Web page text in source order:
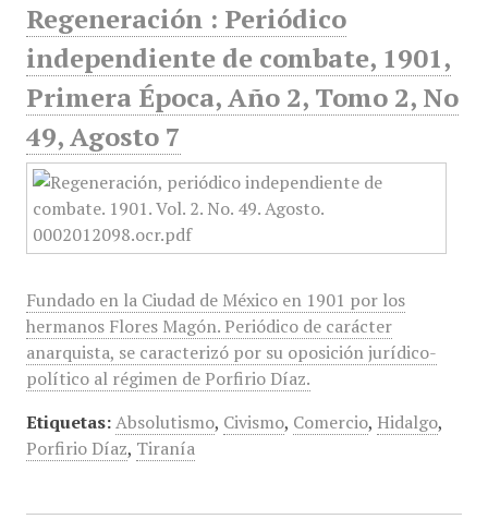
Regeneración : Periódico
independiente de combate, 1901,
Primera Época, Año 2, Tomo 2, No
49, Agosto 7
Fundado en la Ciudad de México en 1901 por los
hermanos Flores Magón. Periódico de carácter
anarquista, se caracterizó por su oposición jurídico-
político al régimen de Porfirio Díaz.
Etiquetas: Absolutismo, Civismo, Comercio, Hidalgo,
Porfirio Díaz, Tiranía